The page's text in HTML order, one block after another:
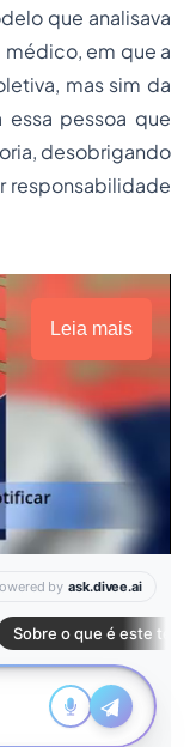
que analisava
em que a
mas sim da
pessoa que
desobrigando
responsabilidade
Leia mais